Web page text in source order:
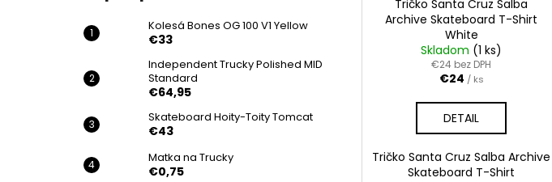
Kolesá Bones OG 100 V1 Yellow
€33
Independent Trucky Polished MID
Standard
€64,95
Skateboard Hoity-Toity Tomcat
€43
Matka na Trucky
€0,75
Tričko Santa Cruz Salba
Archive Skateboard T-Shirt
White
Skladom (1 ks)
€24 bez DPH
€24 / ks
DETAIL
Tričko Santa Cruz Salba Archive
Skateboard T-Shirt